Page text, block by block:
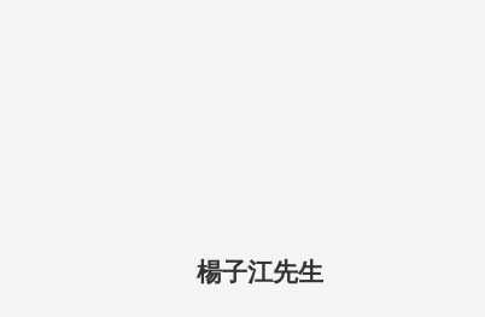
楊子江先生